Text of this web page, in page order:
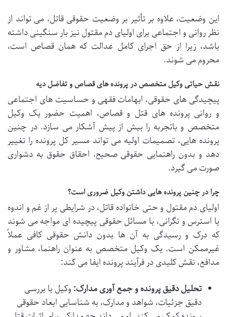
این وضعیت، علاوه بر تأثیر بر وضعیت حقوقی قاتل، می تواند از
نظر روانی و اجتماعی برای اولیای دم مقتول نیز بار سنگینی داشته
باشد، زیرا از حق اجرای کامل عدالت که همان قصاص است،
محروم می شوند.
نقش حیاتی وکیل متخصص در پرونده های قصاص و تفاضل دیه
پیچیدگی های حقوقی، ابهامات فقهی و حساسیت های اجتماعی
و روانی پرونده های قتل و قصاص، اهمیت حضور یک وکیل
متخصص و باتجربه را بیش از پیش آشکار می سازد. در چنین
پرونده هایی، تصمیمات اولیه می تواند مسیر کل پرونده را تغییر
دهد و بدون راهنمایی حقوقی صحیح، احقاق حقوق به دشواری
صورت می گیرد.
چرا در چنین پرونده هایی داشتن وکیل ضروری است؟
اولیای دم مقتول و حتی خانواده قاتل، در شرایطی پر از غم و اندوه
یا استرس و نگرانی، با مسائل حقوقی پیچیده ای مواجه می شوند
که درک و رسیدگی به آن ها بدون دانش حقوقی کافی عملاً
غیرممکن است. یک وکیل متخصص به عنوان راهنما، مشاور و
مدافع، نقش کلیدی در فرآیند پرونده ایفا می کند:
تحلیل دقیق پرونده و جمع آوری مدارک: وکیل با بررسی
دقیق جزئیات، شواهد و مدارک، به شناسایی ابعاد حقوقی